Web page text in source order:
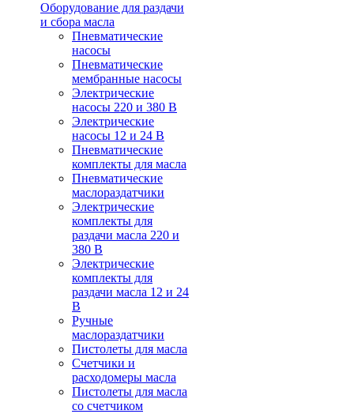
Оборудование для раздачи
и сбора масла
Пневматические
насосы
Пневматические
мембранные насосы
Электрические
насосы 220 и 380 В
Электрические
насосы 12 и 24 В
Пневматические
комплекты для масла
Пневматические
маслораздатчики
Электрические
комплекты для
раздачи масла 220 и
380 В
Электрические
комплекты для
раздачи масла 12 и 24
В
Ручные
маслораздатчики
Пистолеты для масла
Счетчики и
расходомеры масла
Пистолеты для масла
со счетчиком